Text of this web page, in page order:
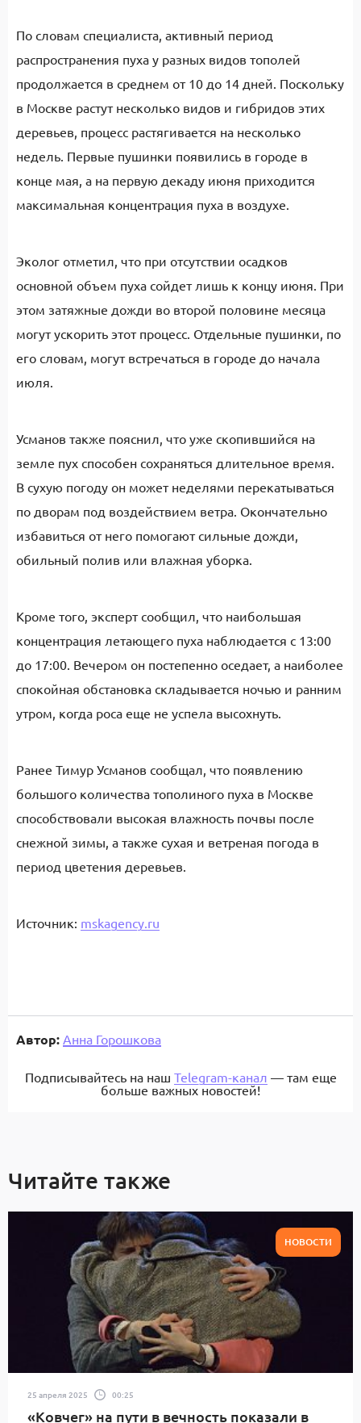
По словам специалиста, активный период
распространения пуха у разных видов тополей
продолжается в среднем от 10 до 14 дней. Поскольку
в Москве растут несколько видов и гибридов этих
деревьев, процесс растягивается на несколько
недель. Первые пушинки появились в городе в
конце мая, а на первую декаду июня приходится
максимальная концентрация пуха в воздухе.
Эколог отметил, что при отсутствии осадков
основной объем пуха сойдет лишь к концу июня. При
этом затяжные дожди во второй половине месяца
могут ускорить этот процесс. Отдельные пушинки, по
его словам, могут встречаться в городе до начала
июля.
Усманов также пояснил, что уже скопившийся на
земле пух способен сохраняться длительное время.
В сухую погоду он может неделями перекатываться
по дворам под воздействием ветра. Окончательно
избавиться от него помогают сильные дожди,
обильный полив или влажная уборка.
Кроме того, эксперт сообщил, что наибольшая
концентрация летающего пуха наблюдается с 13:00
до 17:00. Вечером он постепенно оседает, а наиболее
спокойная обстановка складывается ночью и ранним
утром, когда роса еще не успела высохнуть.
Ранее Тимур Усманов сообщал, что появлению
большого количества тополиного пуха в Москве
способствовали высокая влажность почвы после
снежной зимы, а также сухая и ветреная погода в
период цветения деревьев.
Источник: mskagency.ru
Автор: Анна Горошкова
Подписывайтесь на наш Telegram-канал — там еще
больше важных новостей!
Читайте также
НОВОСТИ
25 апреля 2025 00:25
«Ковчег» на пути в вечность показали в